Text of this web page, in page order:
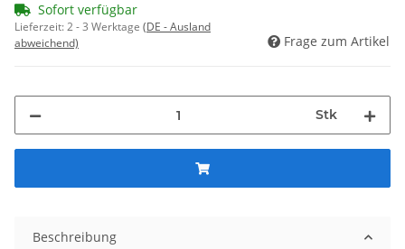
Sofort verfügbar
Lieferzeit:2 - 3 Werktage (DE - Ausland
abweichend)
Frage zum Artikel
Stk
Beschreibung